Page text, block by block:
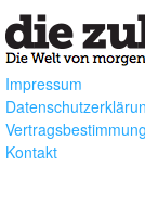
Impressum
Kontakt